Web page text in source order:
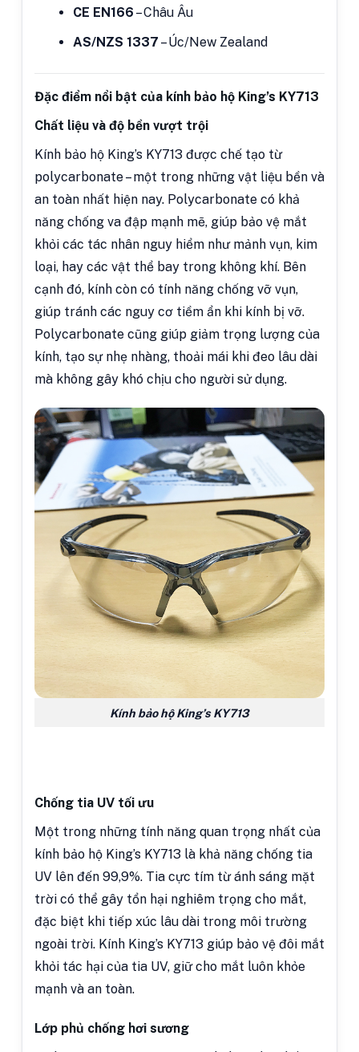
CE EN166 – Châu Âu
AS/NZS 1337 – Úc/New Zealand
Đặc điểm nổi bật của kính bảo hộ King’s KY713
Chất liệu và độ bền vượt trội
Kính bảo hộ King’s KY713 được chế tạo từ
polycarbonate – một trong những vật liệu bền và
an toàn nhất hiện nay. Polycarbonate có khả
năng chống va đập mạnh mẽ, giúp bảo vệ mắt
khỏi các tác nhân nguy hiểm như mảnh vụn, kim
loại, hay các vật thể bay trong không khí. Bên
cạnh đó, kính còn có tính năng chống vỡ vụn,
giúp tránh các nguy cơ tiềm ẩn khi kính bị vỡ.
Polycarbonate cũng giúp giảm trọng lượng của
kính, tạo sự nhẹ nhàng, thoải mái khi đeo lâu dài
mà không gây khó chịu cho người sử dụng.
Kính bảo hộ King’s KY713
Chống tia UV tối ưu
Một trong những tính năng quan trọng nhất của
kính bảo hộ King’s KY713 là khả năng chống tia
UV lên đến 99,9%. Tia cực tím từ ánh sáng mặt
trời có thể gây tổn hại nghiêm trọng cho mắt,
đặc biệt khi tiếp xúc lâu dài trong môi trường
ngoài trời. Kính King’s KY713 giúp bảo vệ đôi mắt
khỏi tác hại của tia UV, giữ cho mắt luôn khỏe
mạnh và an toàn.
Lớp phủ chống hơi sương